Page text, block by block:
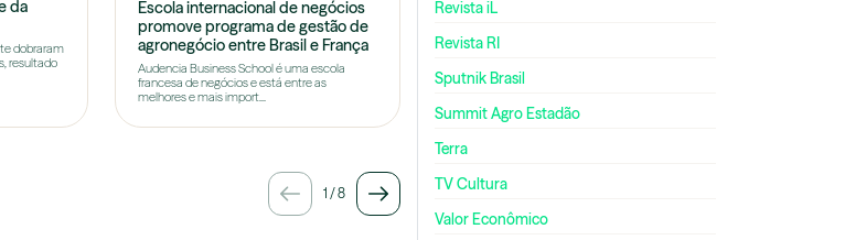
da
dobraram
resultado
Escola internacional de negócios
promove programa de gestão de
agronegócio entre Brasil e França
Audencia Business School é uma escola
francesa de negócios e está entre as
melhores e mais import...
1 /8
Revista iL
Revista RI
Sputnik Brasil
Summit Agro Estadão
Terra
TV Cultura
Valor Econômico